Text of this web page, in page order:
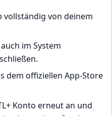
vollständig von deinem
im System
dem offiziellen App-Store
Konto erneut an und